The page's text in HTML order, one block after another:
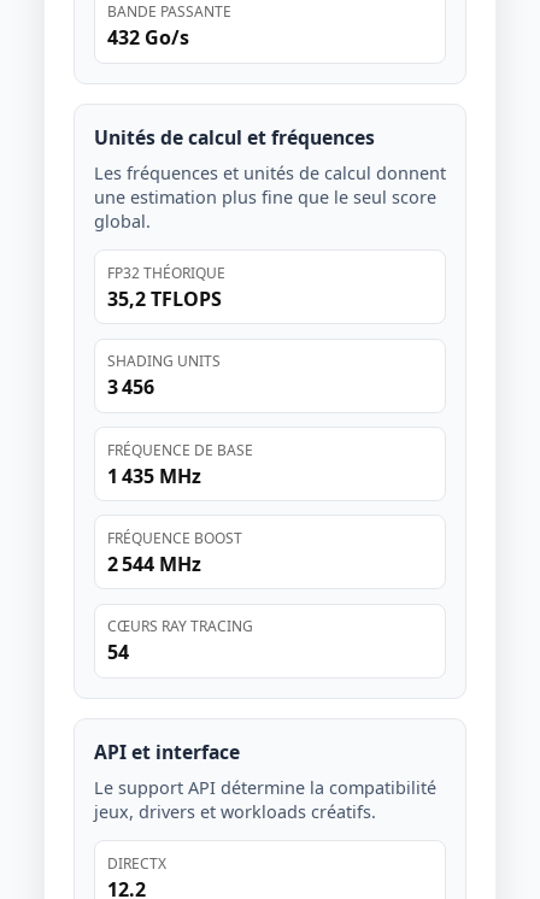
BANDE PASSANTE
432 Go/s
Unités de calcul et fréquences
Les fréquences et unités de calcul donnent
une estimation plus fine que le seul score
global.
FP32 THÉORIQUE
35,2 TFLOPS
SHADING UNITS
3 456
FRÉQUENCE DE BASE
1 435 MHz
FRÉQUENCE BOOST
2 544 MHz
CŒURS RAY TRACING
54
API et interface
Le support API détermine la compatibilité
jeux, drivers et workloads créatifs.
DIRECTX
12.2